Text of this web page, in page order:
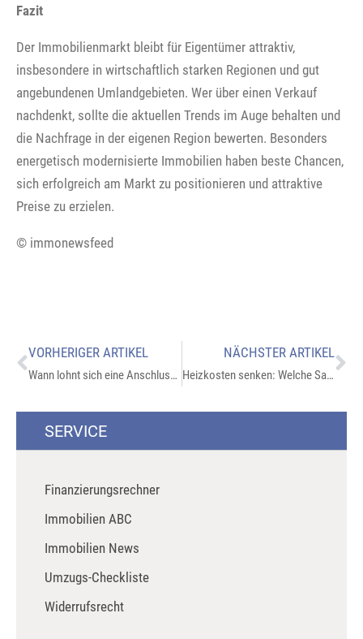
Fazit
Der Immobilienmarkt bleibt für Eigentümer attraktiv,
insbesondere in wirtschaftlich starken Regionen und gut
angebundenen Umlandgebieten. Wer über einen Verkauf
nachdenkt, sollte die aktuellen Trends im Auge behalten und
die Nachfrage in der eigenen Region bewerten. Besonders
energetisch modernisierte Immobilien haben beste Chancen,
sich erfolgreich am Markt zu positionieren und attraktive
Preise zu erzielen.
© immonewsfeed
VORHERIGER ARTIKEL
Wann lohnt sich eine Anschlussfinanzierung? Tipps für Eigentümer
NÄCHSTER ARTIKEL
Heizkosten senken: Welche Sanierungsmaßnahmen sich wirklich lohnen
SERVICE
Finanzierungsrechner
Immobilien ABC
Immobilien News
Umzugs-Checkliste
Widerrufsrecht